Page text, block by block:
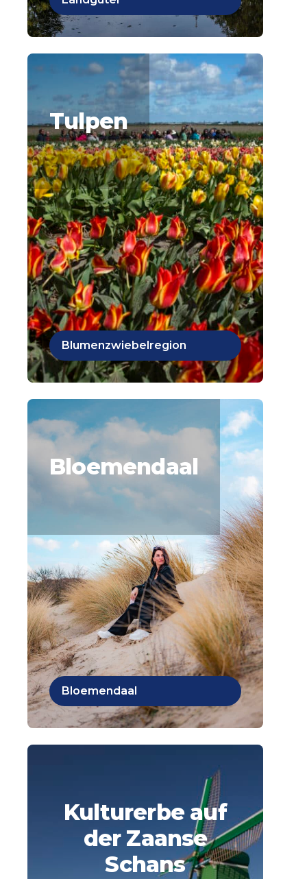
Tulpen
Blumenzwiebelregion
Bloemendaal
Bloemendaal
Kulturerbe auf
der Zaanse
Schans